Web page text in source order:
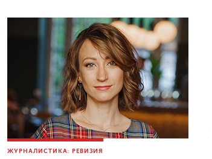
ЖУРНАЛИСТИКА: РЕВИЗИЯ